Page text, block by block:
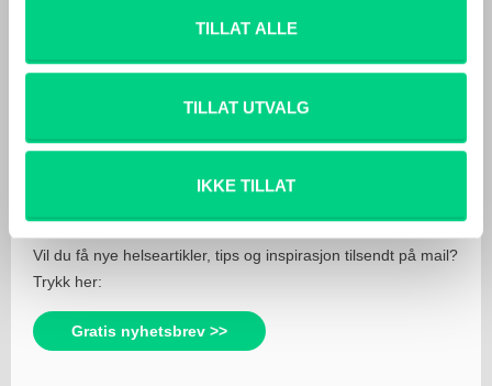
TILLAT ALLE
TILLAT UTVALG
IKKE TILLAT
Vil du få nye helseartikler, tips og inspirasjon tilsendt på mail?
Trykk her:
Gratis nyhetsbrev >>